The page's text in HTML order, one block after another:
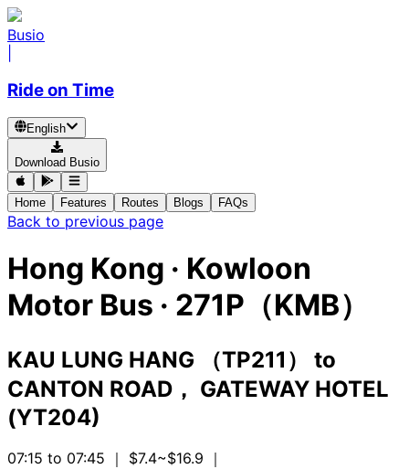
Busio
Ride on Time
English
Download Busio
Home Features Routes Blogs FAQs
Back to previous page
Hong Kong · Kowloon
Motor Bus · 271P（KMB）
KAU LUNG HANG （TP211）
to
CANTON ROAD， GATEWAY HOTEL
(YT204)
07:15 to 07:45 ｜ $7.4~$16.9 ｜